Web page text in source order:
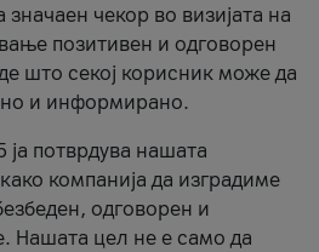
значаен чекор во визијата на
позитивен и одговорен
што секој корисник може да
и информирано.
потврдува нашата
компанија да изградиме
одговорен и
Нашата цел не е само да